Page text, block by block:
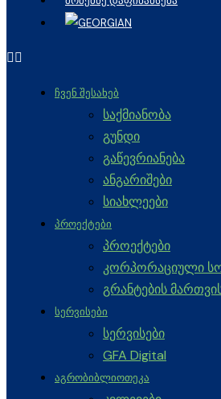
ᲩᲕᲔᲜ ᲨᲔᲡᲐᲮᲔᲑ
საქმიანობა
გუნდი
გაწევრიანება
ანგარიშები
სიახლეები
ᲞᲠᲝᲔᲥᲢᲔᲑᲘ
პროექტები
კორპორაციული
გრანტების
ᲡᲔᲠᲕᲘᲡᲔᲑᲘ
სერვისები
GFA Digital
ᲐᲒᲠᲝᲑᲘᲑᲚᲘᲝᲗᲔᲙᲐ